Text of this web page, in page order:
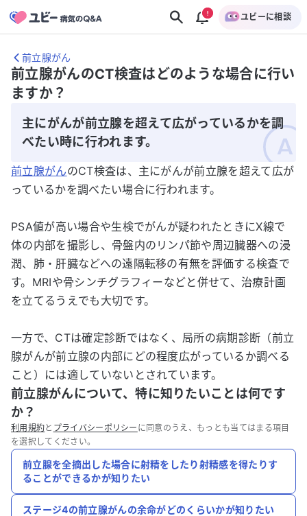
ユビーに相談
前立腺がん
前立腺がんのCT検査はどのような場合に行い
ますか？
主にがんが前立腺を超えて広がっているかを調
べたい時に行われます。
前立腺がんのCT検査は、主にがんが前立腺を超えて広が
っているかを調べたい場合に行われます。
PSA値が高い場合や生検でがんが疑われたときにX線で
体の内部を撮影し、骨盤内のリンパ節や周辺臓器への浸
潤、肺・肝臓などへの遠隔転移の有無を評価する検査で
す。MRIや骨シンチグラフィーなどと併せて、治療計画
を立てるうえでも大切です。
一方で、CTは確定診断ではなく、局所の病期診断（前立
腺がんが前立腺の内部にどの程度広がっているか調べる
こと）には適していないとされています。
前立腺がんについて、特に知りたいことは何です
か？
利用規約と プライバシーポリシー に同意のうえ、もっとも当てはまる項目
を選択してください。
前立腺を全摘出した場合に射精をしたり射精感を得たりす
ることができるかが知りたい
ステージ4の前立腺がんの余命がどのくらいかが知りたい